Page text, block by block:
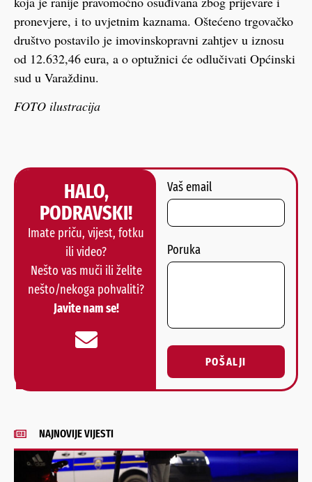
pronevjere, i to uvjetnim kaznama. Oštećeno trgovačko
društvo postavilo je imovinskopravni zahtjev u iznosu
od 12.632,46 eura, a o optužnici će odlučivati Općinski
sud u Varaždinu.
FOTO ilustracija
HALO,
PODRAVSKI!
Imate priču, vijest, fotku
ili video?
Nešto vas muči ili želite
nešto/nekoga pohvaliti?
Javite nam se!
Vaš email
Poruka
POŠALJI
Alternative:
NAJNOVIJE VIJESTI